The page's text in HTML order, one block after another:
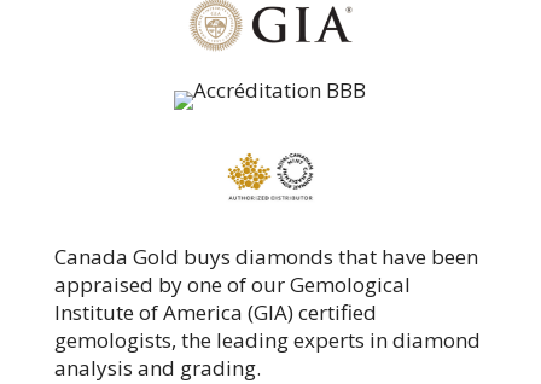
Canada Gold buys diamonds that have been
appraised by one of our Gemological
Institute of America (GIA) certified
gemologists, the leading experts in diamond
analysis and grading.